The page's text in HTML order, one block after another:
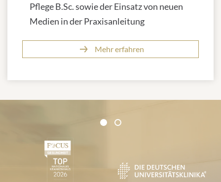
Pflege B.Sc. sowie der Einsatz von neuen
Medien in der Praxisanleitung
Mehr erfahren
Zertifikate und Verbände
1 2